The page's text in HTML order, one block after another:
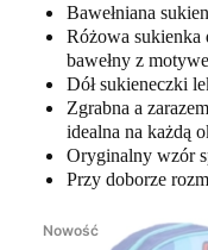
Bawełniana
Różowa sukienka
bawełny z
Dół sukieneczki
Zgrabna a
idealna na każdą
Oryginalny wzór
Przy doborze
Nowość